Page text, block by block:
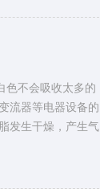
色不会吸收太多的
流器等电器设备的
发生干燥，产生气